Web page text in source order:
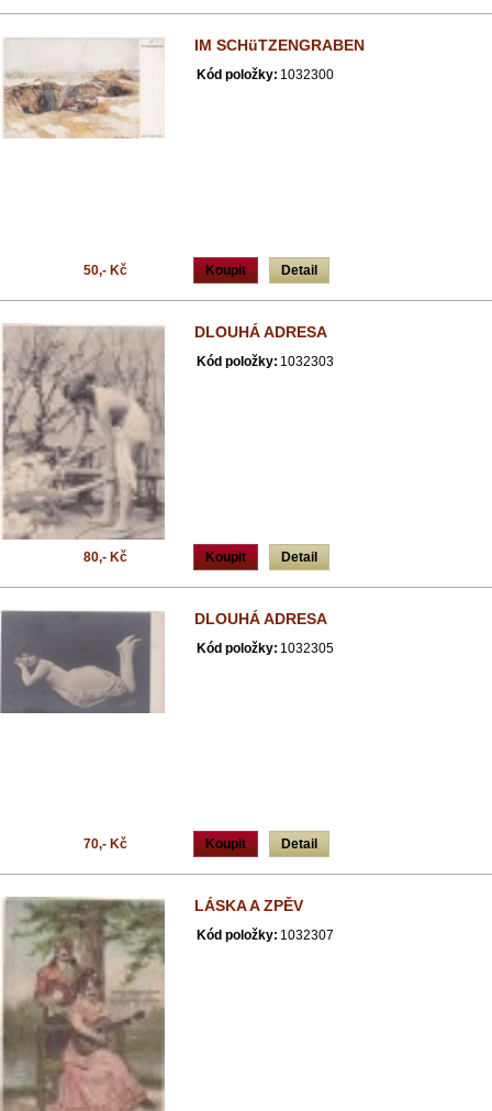
IM SCHüTZENGRABEN
Kód položky: 1032300
Koupit Detail
50,- Kč
DLOUHÁ ADRESA
Kód položky: 1032303
Koupit Detail
80,- Kč
DLOUHÁ ADRESA
Kód položky: 1032305
Koupit Detail
70,- Kč
LÁSKA A ZPĚV
Kód položky: 1032307